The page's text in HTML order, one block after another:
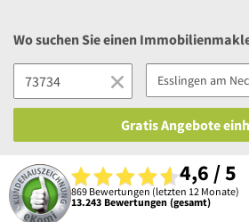
Wo suchen Sie einen
Gratis Angebote
4,6 / 5
869 Bewertungen (letzten 12 Monate)
13.243 Bewertungen (gesamt)